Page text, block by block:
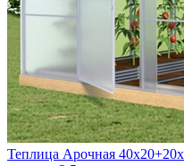
Теплица Арочная